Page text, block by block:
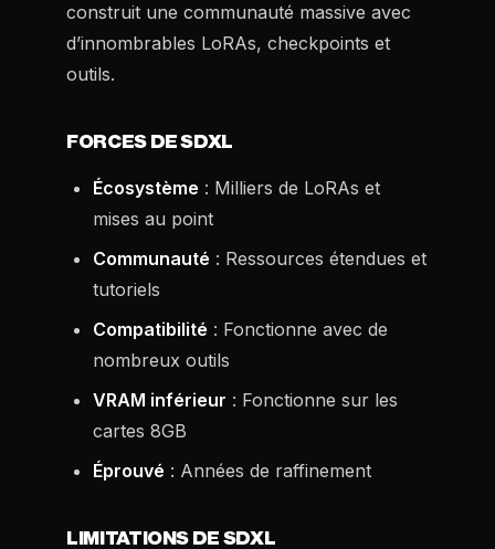
construit une communauté massive avec
d’innombrables LoRAs, checkpoints et
outils.
FORCES DE SDXL
Écosystème : Milliers de LoRAs et
mises au point
Communauté : Ressources étendues et
tutoriels
Compatibilité : Fonctionne avec de
nombreux outils
VRAM inférieur : Fonctionne sur les
cartes 8GB
Éprouvé : Années de raffinement
LIMITATIONS DE SDXL